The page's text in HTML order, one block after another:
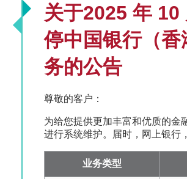
关于2025 年
停中国银行（
务的公告
尊敬的客户：
为给您提供更加丰富和优质的金
进行系统维护。届时，网上银行
业务类型